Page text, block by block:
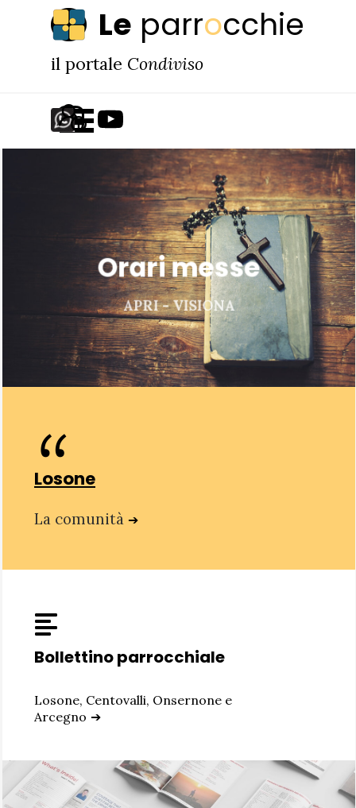
Vai ai contenuti Le parrocchie
il portale Condiviso
Salta menù
Losone
La comunità ➔
Bollettino parrocchiale
Losone, Centovalli, Onsernone e
Arcegno ➔